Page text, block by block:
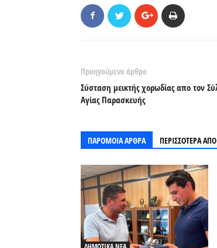
Προηγούμενο άρθρο
Σύσταση μεικτής χορωδίας απο τον
Αγίας Παρασκευής
ΠΑΡΟΜΟΙΑ ΑΡΘΡΑ ΠΕΡΙΣΣΟΤΕΡΑ